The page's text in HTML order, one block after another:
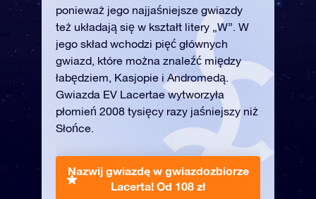
ponieważ jego najjaśniejsze gwiazdy
też układają się w kształt litery „W”. W
jego skład wchodzi pięć głównych
gwiazd, które można znaleźć między
łabędziem, Kasjopie i Andromedą.
Gwiazda EV Lacertae wytworzyła
płomień 2008 tysięcy razy jaśniejszy niż
Słońce.
Nazwij gwiazdę w gwiazdozbiorze
Lacerta! Od 108 zł